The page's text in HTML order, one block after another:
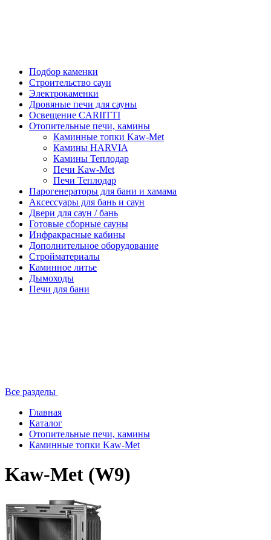
Подбор каменки
Строительство саун
Электрокаменки
Дровяные печи для сауны
Освещение CARIITTI
Отопительные печи, камины
Каминные топки Kaw-Met
Камины HARVIA
Камины Теплодар
Печи Kaw-Met
Печи Теплодар
Парогенераторы для бани и хамама
Аксессуары для бань и саун
Двери для саун / бань
Готовые сборные сауны
Инфракрасные кабины
Дополнительное оборудование
Стройматериалы
Каминное литье
Дымоходы
Печи для бани
Все разделы
Главная
Каталог
Отопительные печи, камины
Каминные топки Kaw-Met
Kaw-Met (W9)